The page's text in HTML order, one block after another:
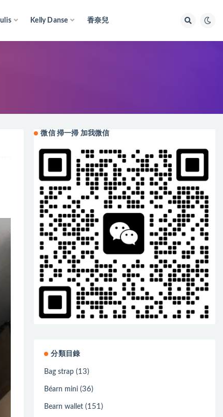
Kelly Danse 香奈兒
微信 掃一掃 加我微信
分類目錄
Bag strap (13)
Béarn mini (36)
Bearn wallet (151)